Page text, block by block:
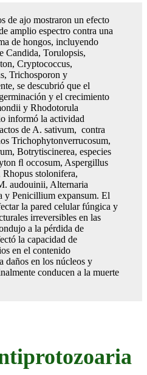
de ajo mostraron un efecto
amplio espectro contra una
de hongos, incluyendo
Candida, Torulopsis,
Cryptococcus,
Trichosporon y
se descubrió que el
y el crecimiento
y Rhodotorula
informó la actividad
de A. sativum, contra
Trichophytonverrucosum,
Botrytiscinerea, especies
ﬂ occosum, Aspergillus
stolonifera,
audouinii, Alternaria
y Penicillium expansum. El
la pared celular fúngica y
irreversibles en las
a la pérdida de
la capacidad de
en el contenido
daños en los núcleos y
conducen a la muerte